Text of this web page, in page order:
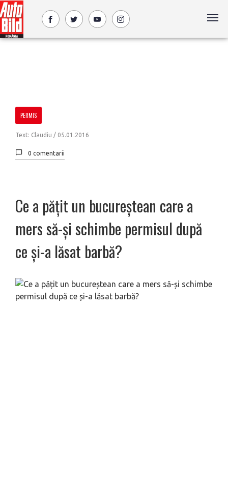
PERMIS
Text: Claudiu / 05.01.2016
0 comentarii
Ce a pățit un bucureștean care a
mers să-și schimbe permisul după
ce și-a lăsat barbă?